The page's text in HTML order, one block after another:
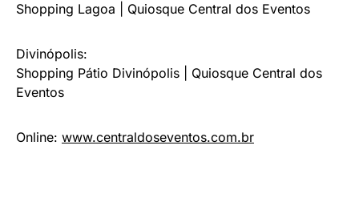
Shopping Lagoa | Quiosque Central dos Eventos
Divinópolis:
Shopping Pátio Divinópolis | Quiosque Central dos
Eventos
Online: www.centraldoseventos.com.br